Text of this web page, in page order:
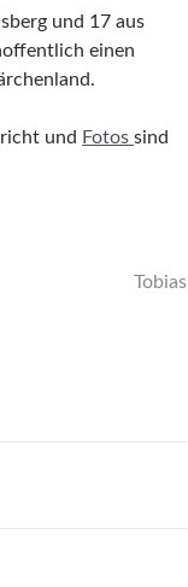
und 17 aus
einen
und Fotos sind
Tobias